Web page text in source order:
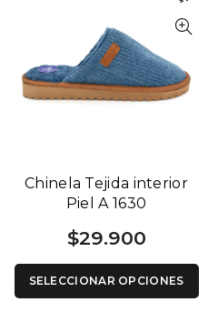
Chinela Tejida interior
Piel A 1630
$29.900
SELECCIONAR OPCIONES